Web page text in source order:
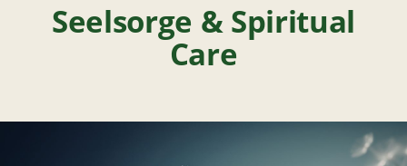
So helfen wir
Spenden & Helfen
Seelsorge & Spiritual
Care